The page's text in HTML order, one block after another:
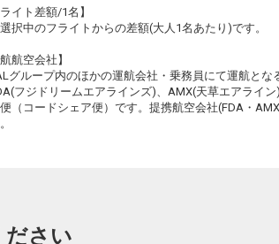
クラスJを利用する
652便
18:55
20:50
クラスJを利用する 4
ライト差額/1名】
択中のフライトからの差額(大人1名あたり)です。
航航空会社】
グループ内のほかの運航会社・乗務員にて運航とな
フジドリームエアラインズ)、AMX(天草エアライ
（コードシェア便）です。提携航空会社(FDA・
ださい